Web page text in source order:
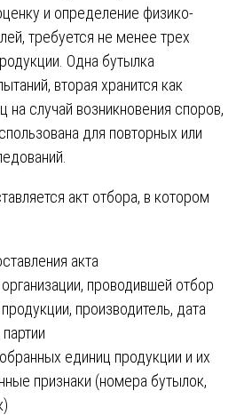
и определение физико-
требуется не менее трех
Одна бутылка
вторая хранится как
на случай возникновения споров,
для повторных или
акт отбора, в котором
акта
проводившей отбор
производитель, дата
единиц продукции и их
признаки (номера бутылок,